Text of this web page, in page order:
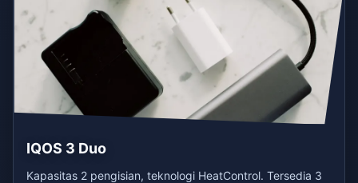
IQOS 3 Duo
Kapasitas 2 pengisian, teknologi HeatControl. Tersedia 3